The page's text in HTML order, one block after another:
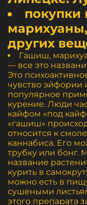
марихуаны,
других
Гашиш,
— все это
Это
чувство эйфории
популярное
курение. Люди
кайфом «под
«гашиш»
относится к
каннабиса. Его
трубку или бонг.
название
курить в
можно есть в
сушеными
этого препарата